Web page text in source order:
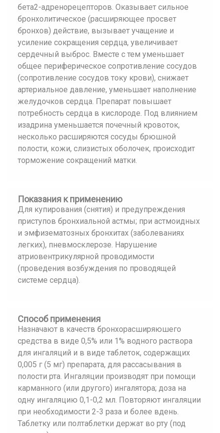
бета2-адренорецепторов. Оказывает сильное
бронхолитическое (расширяющее просвет
бронхов) действие, вызывает учащение и
усиление сокращения сердца, увеличивает
сердечный выброс. Вместе с тем уменьшает
общее периферическое сопротивление сосудов
(сопротивление сосудов току крови), снижает
артериальное давление, уменьшает наполнение
желудочков сердца. Препарат повышает
потребность сердца в кислороде. Под влиянием
изадрина уменьшается почечный кровоток,
несколько расширяются сосуды брюшной
полости, кожи, слизистых оболочек, происходит
торможение сокращений матки.
Показания к применению
Для купирования (снятия) и предупреждения
приступов бронхиальной астмы; при астмоидных
и эмфизематозных бронхитах (заболеваниях
легких), пневмосклерозе. Нарушение
атриовентрикулярной проводимости
(проведения возбуждения по проводящей
системе сердца).
Способ применения
Назначают в качеств бронхорасширяюшего
средства в виде 0,5% или 1% водного раствора
для ингаляций и в виде таблеток, содержащих
0,005 г (5 мг) препарата, для рассасывания в
полости рта. Ингаляции производят при помощи
карманного (или другого) ингалятора; доза на
одну ингаляцию 0,1-0,2 мл. Повторяют ингаляции
при необходимости 2-3 раза и более вдень.
Таблетку или полтаблетки держат во рту (под